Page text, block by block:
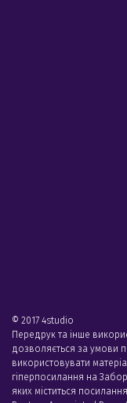
© 2017 4studio
Передрук та інше
дозволяється за умови
використовувати
гіперпосилання на
яких міститься